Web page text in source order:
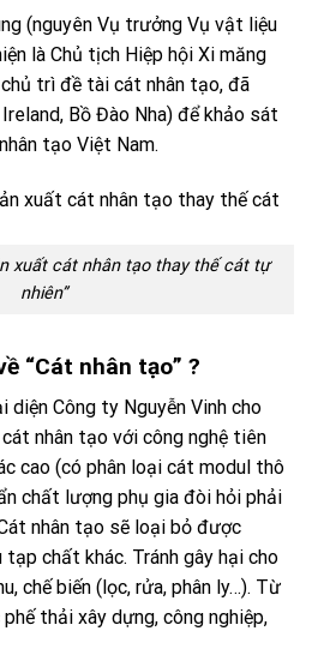
(nguyên Vụ trưởng Vụ vật liệu
là Chủ tịch Hiệp hội Xi măng
trì đề tài cát nhân tạo, đã
Bồ Đào Nha) để khảo sát
tạo Việt Nam.
xuất cát nhân tạo thay thế cát tự
nhiên”
“Cát nhân tạo” ?
diện Công ty Nguyễn Vinh cho
nhân tạo với công nghệ tiên
cao (có phân loại cát modul thô
chất lượng phụ gia đòi hỏi phải
nhân tạo sẽ loại bỏ được
chất khác. Tránh gây hại cho
chế biến (lọc, rửa, phân ly…). Từ
thải xây dựng, công nghiệp,